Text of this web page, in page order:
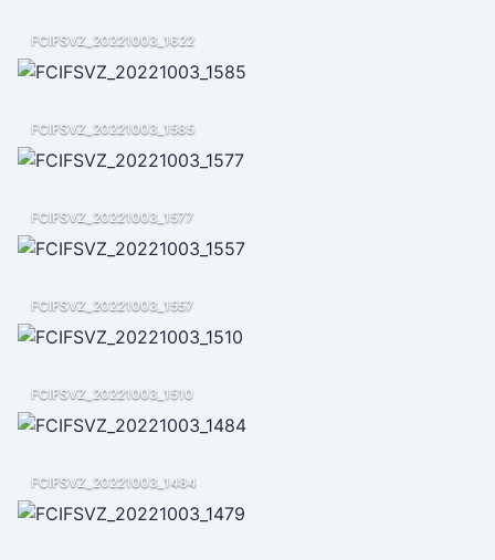
FCIFSVZ_20221003_1622
FCIFSVZ_20221003_1585
FCIFSVZ_20221003_1577
FCIFSVZ_20221003_1557
FCIFSVZ_20221003_1510
FCIFSVZ_20221003_1484